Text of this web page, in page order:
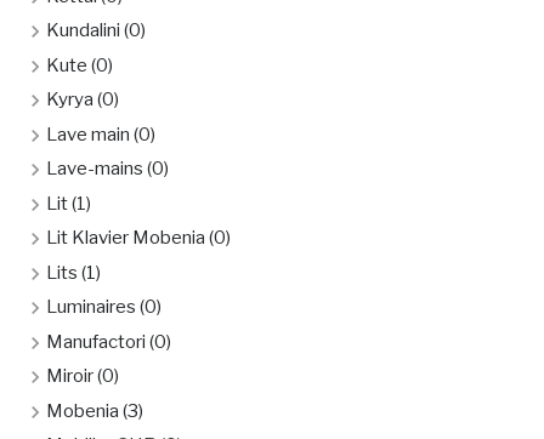
Kundalini (0)
Kute (0)
Kyrya (0)
Lave main (0)
Lave-mains (0)
Lit(1)
Lit Klavier Mobenia (0)
Lits (1)
Luminaires (0)
Manufactori (0)
Miroir(0)
Mobenia (3)